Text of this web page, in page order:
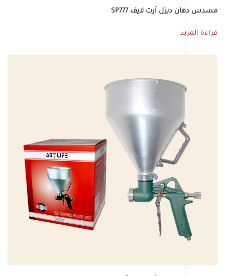
مسدس دهان ديزل آرت لايف SP777
قراءة المزيد